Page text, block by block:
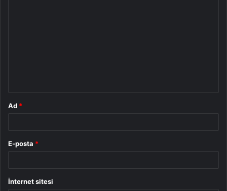
Ad *
E-posta *
İnternet sitesi